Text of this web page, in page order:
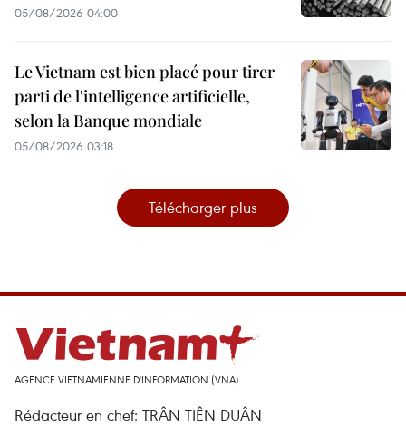
05/08/2026 04:00
Le Vietnam est bien placé pour tirer
parti de l'intelligence artificielle,
selon la Banque mondiale
05/08/2026 03:18
Télécharger plus
AGENCE VIETNAMIENNE D'INFORMATION (VNA)
Rédacteur en chef: TRÂN TIÊN DUÂN